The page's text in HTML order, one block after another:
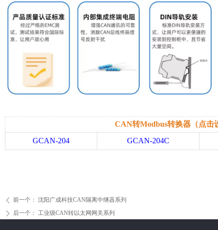
ꄴ 前一个： 沈阳广成科技CAN隔离中继器系列
ꄲ 后一个： 工业级CAN转以太网网关系列
CAN转Modbus转换器（点击
GCAN-204
GCAN-204C